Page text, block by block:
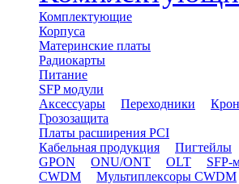
Комплектующие
Корпуса
Материнские платы
Радиокарты
Питание
SFP модули
Аксессуары
Переходники
Грозозащита
Платы расширения PCI
Кабельная продукция
Пигтейлы
GPON
ONU/ONT OLT
SFP-
CWDM
Мультиплексоры CWDM